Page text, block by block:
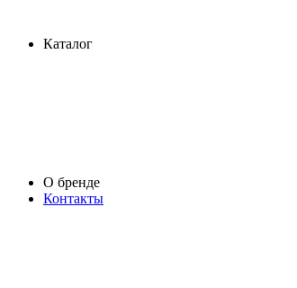
Каталог
О бренде
Контакты